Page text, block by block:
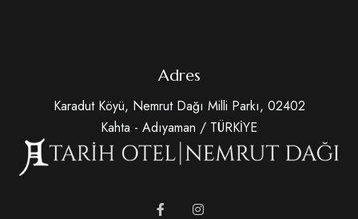
Adres
Karadut Köyü, Nemrut Dağı Milli Parkı, 02402
Kahta - Adıyaman / TÜRKİYE